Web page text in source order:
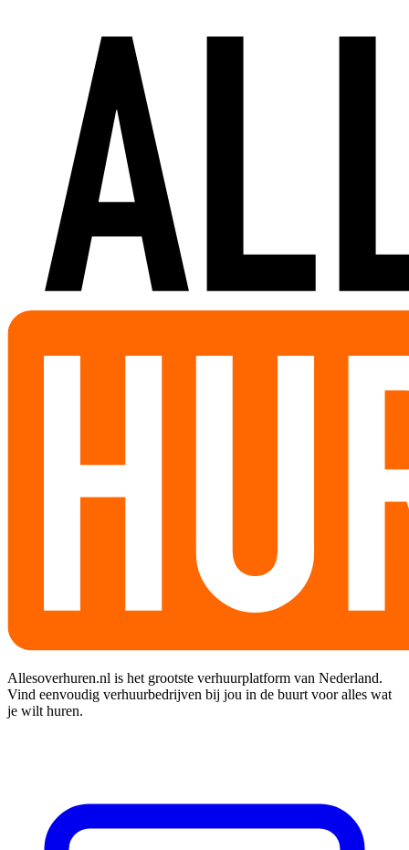
Allesoverhuren.nl is het grootste verhuurplatform van Nederland.
Vind eenvoudig verhuurbedrijven bij jou in de buurt voor alles wat
je wilt huren.